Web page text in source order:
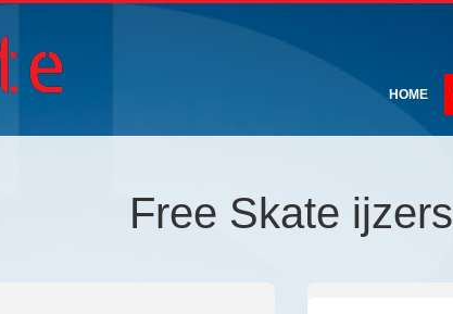
HOME
Free Skate ijzers